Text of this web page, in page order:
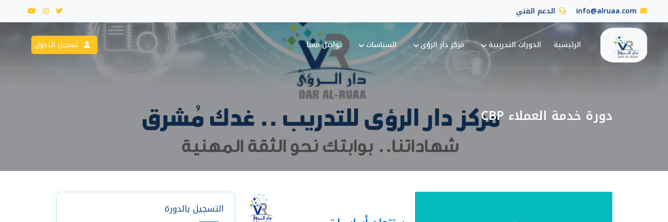
info@alruaa.com الدعم الفني
الرئيسية الدورات التدريبية مركز دار الرؤى السياسات تواصل معنا تسجيل الدخول
دورة خدمة العملاء CBP
التسجيل بالدورة